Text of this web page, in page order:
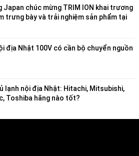
Japan chúc mừng TRIM ION khai trương
trưng bày và trải nghiệm sản phẩm tại
địa Nhật 100V có cần bộ chuyển nguồn
lạnh nội địa Nhật: Hitachi, Mitsubishi,
Toshiba hãng nào tốt?